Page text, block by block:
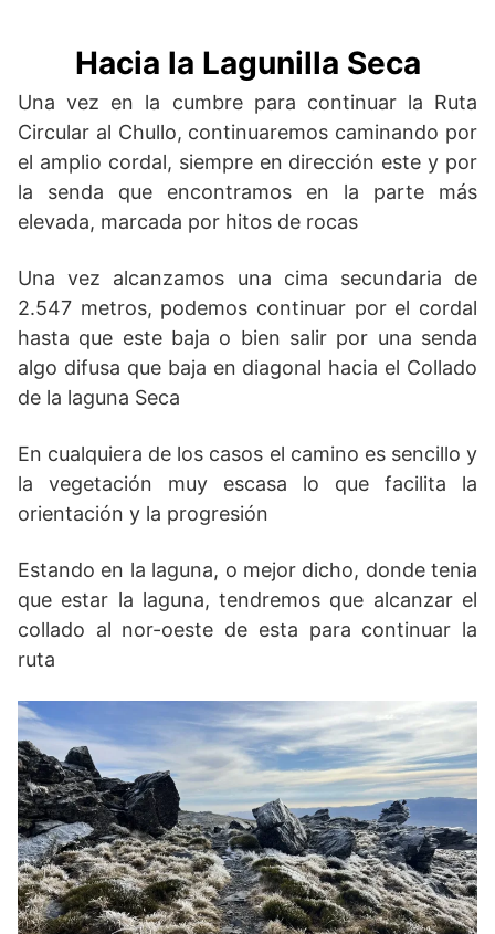
Hacia la Lagunilla Seca
Una vez en la cumbre para continuar la Ruta
Circular al Chullo, continuaremos caminando por
el amplio cordal, siempre en dirección este y por
la senda que encontramos en la parte más
elevada, marcada por hitos de rocas
Una vez alcanzamos una cima secundaria de
2.547 metros, podemos continuar por el cordal
hasta que este baja o bien salir por una senda
algo difusa que baja en diagonal hacia el Collado
de la laguna Seca
En cualquiera de los casos el camino es sencillo y
la vegetación muy escasa lo que facilita la
orientación y la progresión
Estando en la laguna, o mejor dicho, donde tenia
que estar la laguna, tendremos que alcanzar el
collado al nor-oeste de esta para continuar la
ruta